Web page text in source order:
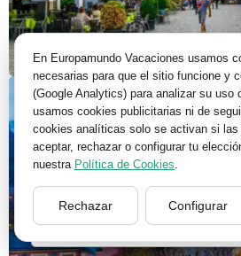
Bienvenido a Europamundo
en el sitio
Wellcome to Europamundo
international
cambiar/
En Europamundo Vacaciones usamos
necesarias para que el sitio funcione y
(Google Analytics) para analizar su uso
usamos cookies publicitarias ni de
cookies analíticas solo se activan si las
aceptar, rechazar o configurar tu
nuestra Política de Cookies.
Rechazar Configurar